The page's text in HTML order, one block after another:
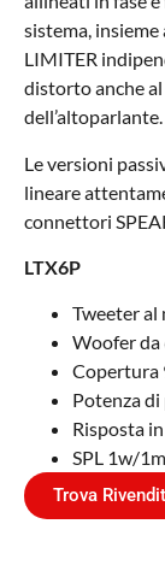
sistema,
LIMITER
distorto anche
dell’altoparlante.
Le versioni
lineare
connettori
LTX6P
Tweeter al
Woofer da
Copertura
Potenza
Risposta
SPL 1w/
Trova